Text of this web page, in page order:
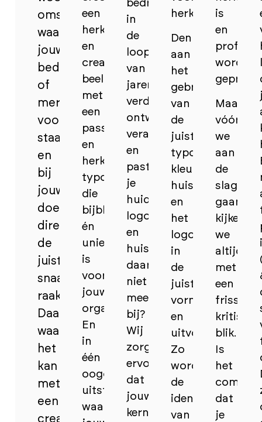
omschrijft
waar
jouw
bedrijf
of
merk
voor
staat
en
bij
jouw
doelgroep
direct
de
juiste
snaar
raakt.
Daarnaast
waar
het
kan
met
een
creatieve
een
herkenbaar
en
creatief
beeldmerk
met
een
passende
en
herkenbare
typografie
die
bijblijft
én
uniek
is
voor
jouw
organisatie.
En
in
één
oogopslag
uitstraalt
waar
bedrijf
in
de
loop
van
jaren
verder
ontwikkeld,
veranderd
en
past
je
huidig
logo
en
huisstijl
daar
niet
meer
bij?
Wij
zorgen
ervoor
dat
jouw
kernwaarden
herkenning.
Denk
aan
het
gebruik
van
de
juiste
typografie,
kleuren,
en
het
logo
in
de
juiste
vorm
en
uitvoering.
Zo
wordt
de
identiteit
van
is
en
wordt
Maar
vóór
we
aan
de
slag
gaan,
kijken
we
altijd
met
een
frisse,
kritische
blik.
Is
het
dat
je